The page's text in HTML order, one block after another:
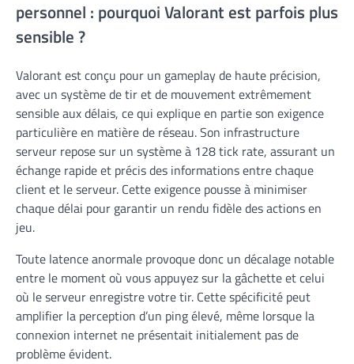
personnel : pourquoi Valorant est parfois plus
sensible ?
Valorant est conçu pour un gameplay de haute précision,
avec un système de tir et de mouvement extrêmement
sensible aux délais, ce qui explique en partie son exigence
particulière en matière de réseau. Son infrastructure
serveur repose sur un système à 128 tick rate, assurant un
échange rapide et précis des informations entre chaque
client et le serveur. Cette exigence pousse à minimiser
chaque délai pour garantir un rendu fidèle des actions en
jeu.
Toute latence anormale provoque donc un décalage notable
entre le moment où vous appuyez sur la gâchette et celui
où le serveur enregistre votre tir. Cette spécificité peut
amplifier la perception d’un ping élevé, même lorsque la
connexion internet ne présentait initialement pas de
problème évident.